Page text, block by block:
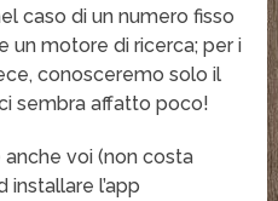
caso di un numero fisso
un motore di ricerca; per i
conosceremo solo il
sembra affatto poco!
voi (non costa
l’app